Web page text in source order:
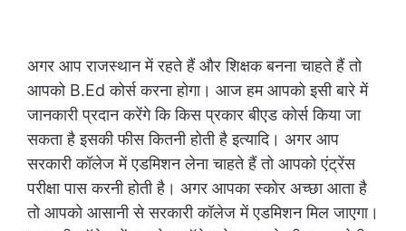
अगर आप राजस्थान में रहते हैं और शिक्षक बनना चाहते हैं तो
आपको B.Ed कोर्स करना होगा। आज हम आपको इसी बारे में
जानकारी प्रदान करेंगे कि किस प्रकार बीएड कोर्स किया जा
सकता है इसकी फीस कितनी होती है इत्यादि। अगर आप
सरकारी कॉलेज में एडमिशन लेना चाहते हैं तो आपको एंट्रेंस
परीक्षा पास करनी होती है। अगर आपका स्कोर अच्छा आता है
तो आपको आसानी से सरकारी कॉलेज में एडमिशन मिल जाएगा।